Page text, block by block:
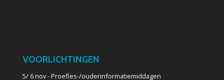
VOORLICHTINGEN
5/ 6 nov - Proefles-/ouderinformatiemiddagen